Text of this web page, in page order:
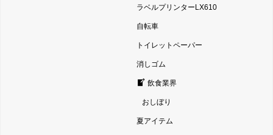
ラベルプリンターLX610
自転車
トイレットペーパー
消しゴム
飲食業界
おしぼり
夏アイテム